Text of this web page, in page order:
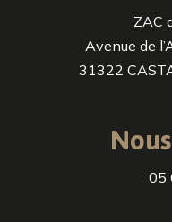
ZAC
Avenue de
31322
05